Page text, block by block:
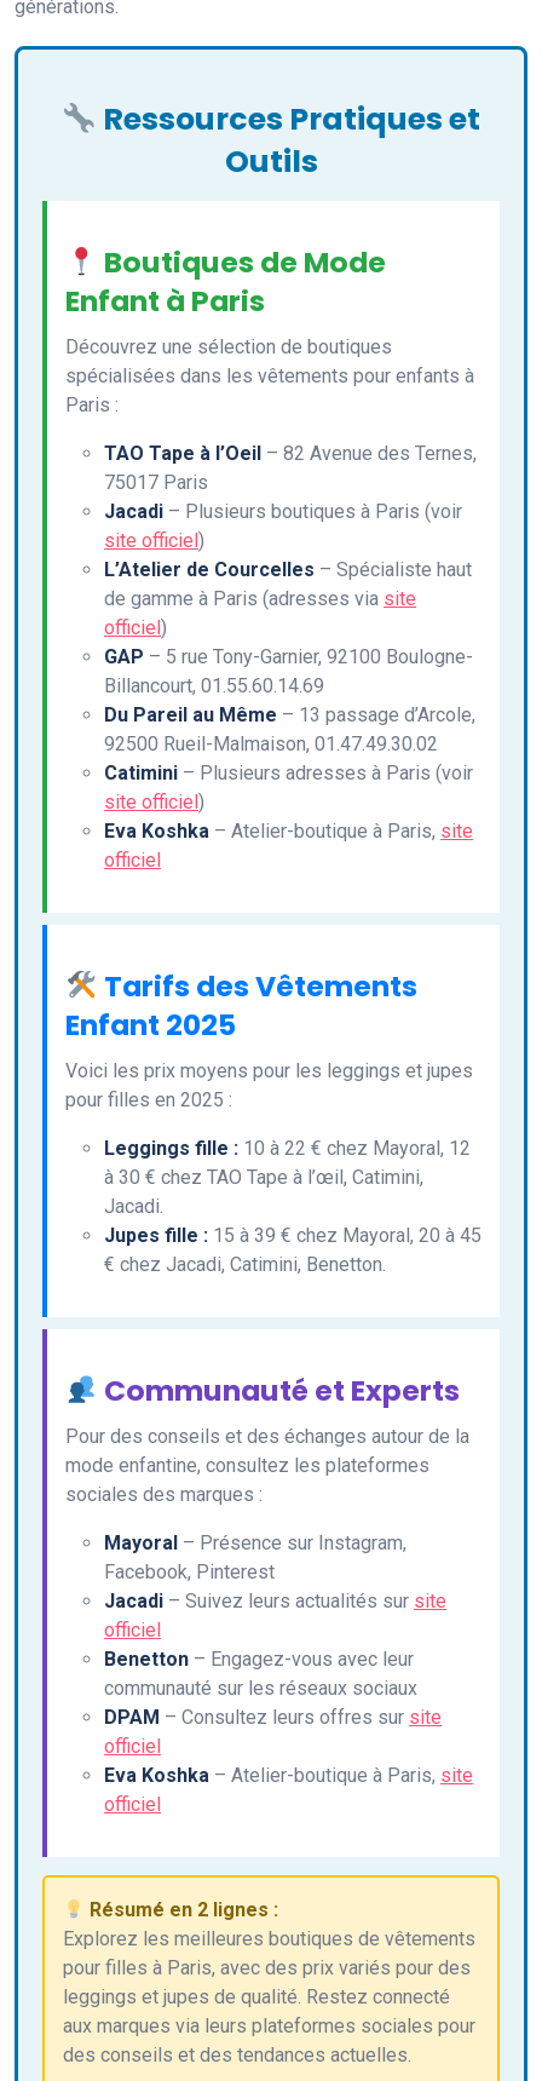
générations.
Ressources Pratiques et
Outils
Boutiques de Mode
Enfant à Paris
Découvrez une sélection de boutiques
spécialisées dans les vêtements pour enfants à
Paris :
TAO Tape à l’Oeil – 82 Avenue des Ternes,
75017 Paris
Jacadi – Plusieurs boutiques à Paris (voir
site officiel )
L’Atelier de Courcelles – Spécialiste haut
de gamme à Paris (adresses via site
officiel )
GAP – 5 rue Tony-Garnier, 92100 Boulogne-
Billancourt, 01.55.60.14.69
Du Pareil au Même – 13 passage d’Arcole,
92500 Rueil-Malmaison, 01.47.49.30.02
Catimini – Plusieurs adresses à Paris (voir
site officiel )
Eva Koshka – Atelier-boutique à Paris, site
officiel
Tarifs des Vêtements
Enfant 2025
Voici les prix moyens pour les leggings et jupes
pour filles en 2025 :
Leggings fille : 10 à 22 € chez Mayoral, 12
à 30 € chez TAO Tape à l’œil, Catimini,
Jacadi.
Jupes fille : 15 à 39 € chez Mayoral, 20 à 45
€ chez Jacadi, Catimini, Benetton.
Communauté et Experts
Pour des conseils et des échanges autour de la
mode enfantine, consultez les plateformes
sociales des marques :
Mayoral – Présence sur Instagram,
Facebook, Pinterest
Jacadi – Suivez leurs actualités sur site
officiel
Benetton – Engagez-vous avec leur
communauté sur les réseaux sociaux
DPAM – Consultez leurs offres sur site
officiel
Eva Koshka – Atelier-boutique à Paris, site
officiel
Résumé en 2 lignes :
Explorez les meilleures boutiques de vêtements
pour filles à Paris, avec des prix variés pour des
leggings et jupes de qualité. Restez connecté
aux marques via leurs plateformes sociales pour
des conseils et des tendances actuelles.